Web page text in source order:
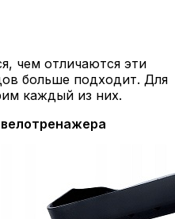
чем отличаются эти
больше подходит. Для
каждый из них.